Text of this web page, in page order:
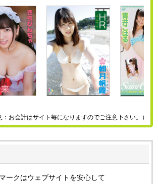
：お会計はサイト毎になりますのでご注意下さい。）
ークはウェブサイトを安心して